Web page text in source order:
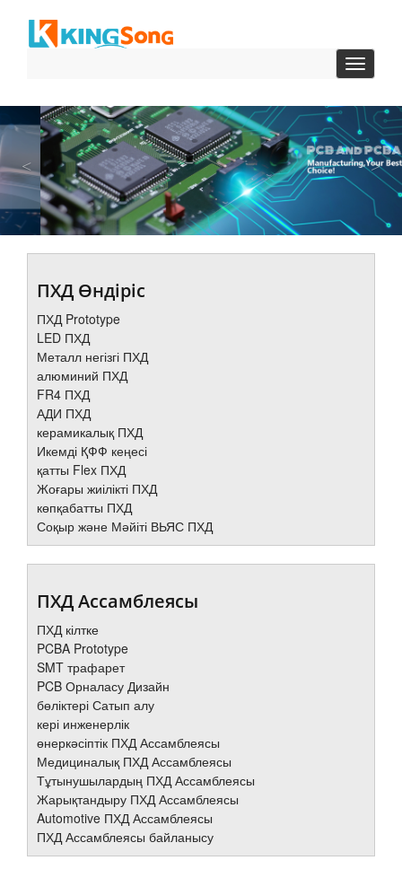
Toggle
алдыңғы
ПХД Өндіріс
ПХД Prototype
LED ПХД
Металл негізгі ПХД
алюминий ПХД
FR4 ПХД
АДИ ПХД
керамикалық ПХД
Икемді ҚФФ кеңесі
қатты Flex ПХД
Жоғары жиілікті ПХД
көпқабатты ПХД
Соқыр және Мәйіті ВЬЯС ПХД
ПХД Ассамблеясы
ПХД кілтке
PCBA Prototype
SMT трафарет
PCB Орналасу Дизайн
бөліктері Сатып алу
кері инженерлік
өнеркәсіптік ПХД Ассамблеясы
Медициналық ПХД Ассамблеясы
Тұтынушылардың ПХД Ассамблеясы
Жарықтандыру ПХД Ассамблеясы
Automotive ПХД Ассамблеясы
ПХД Ассамблеясы байланысу